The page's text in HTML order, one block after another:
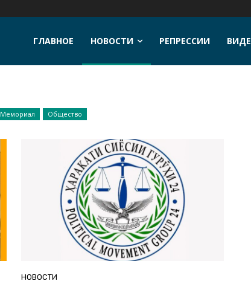
ГЛАВНОЕ НОВОСТИ РЕПРЕССИИ
Мемориал Общество
НОВОСТИ